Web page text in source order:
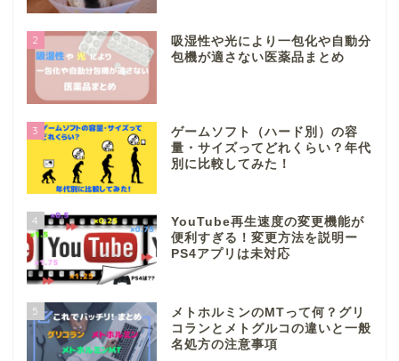
2
吸湿性や光により一包化や自動分
包機が適さない医薬品まとめ
3
ゲームソフト（ハード別）の容
量・サイズってどれくらい？年代
別に比較してみた！
4
YouTube再生速度の変更機能が
便利すぎる！変更方法を説明ー
PS4アプリは未対応
5
メトホルミンのMTって何？グリ
コランとメトグルコの違いと一般
名処方の注意事項